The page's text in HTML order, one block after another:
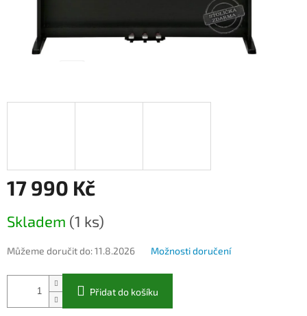
17 990 Kč
cena:
Skladem (1 ks)
Můžeme doručit do:11.8.2026 Možnosti doručení
Přidat do košíku